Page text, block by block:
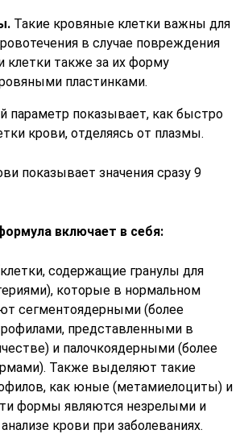
Такие кровяные клетки важны для
в случае повреждения
клетки также за их форму
пластинками.
параметр показывает, как быстро
крови, отделяясь от плазмы.
показывает значения сразу 9
включает в себя:
содержащие гранулы для
которые в нормальном
сегментоядерными (более
представленными в
и палочкоядерными (более
Также выделяют такие
как юные (метамиелоциты) и
формы являются незрелыми и
крови при заболеваниях.